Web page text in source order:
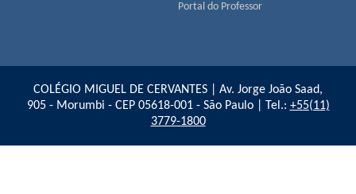
Portal do Professor
COLÉGIO MIGUEL DE CERVANTES | Av. Jorge João Saad,
905 - Morumbi - CEP 05618-001 - São Paulo | Tel.: +55(11)
3779-1800